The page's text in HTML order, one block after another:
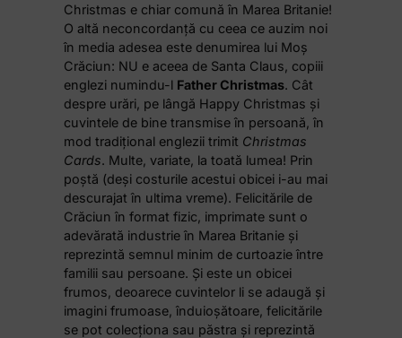
Christmas e chiar comună în Marea Britanie!
O altă neconcordanță cu ceea ce auzim noi
în media adesea este denumirea lui Moș
Crăciun: NU e aceea de Santa Claus, copiii
englezi numindu-l Father Christmas. Cât
despre urări, pe lângă Happy Christmas și
cuvintele de bine transmise în persoană, în
mod tradițional englezii trimit Christmas
Cards. Multe, variate, la toată lumea! Prin
poștă (deși costurile acestui obicei i-au mai
descurajat în ultima vreme). Felicitările de
Crăciun în format fizic, imprimate sunt o
adevărată industrie în Marea Britanie și
reprezintă semnul minim de curtoazie între
familii sau persoane. Și este un obicei
frumos, deoarece cuvintelor li se adaugă și
imagini frumoase, înduioșătoare, felicitările
se pot colecționa sau păstra și reprezintă